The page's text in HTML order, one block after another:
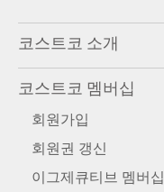
코스트코 소개
코스트코 멤버십
회원가입
회원권 갱신
이그제큐티브 멤버십